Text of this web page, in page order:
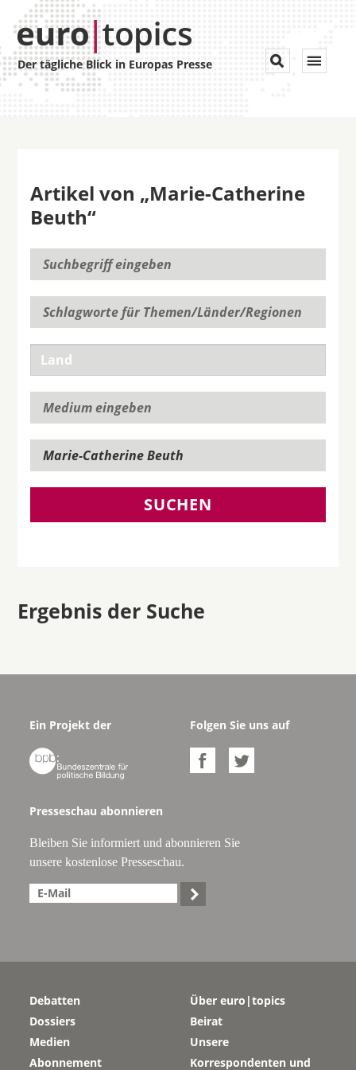
Der tägliche Blick in Europas Presse Toggle


Artikel von „Marie-Catherine
Beuth“
SUCHEN
Ergebnis der Suche
Ein Projekt der

Folgen Sie uns auf
 
Presseschau abonnieren
Bleiben Sie informiert und abonnieren Sie
unsere kostenlose Presseschau.

Debatten
Dossiers
Medien
Abonnement
Über euro|topics
Beirat
Unsere
Korrespondenten und